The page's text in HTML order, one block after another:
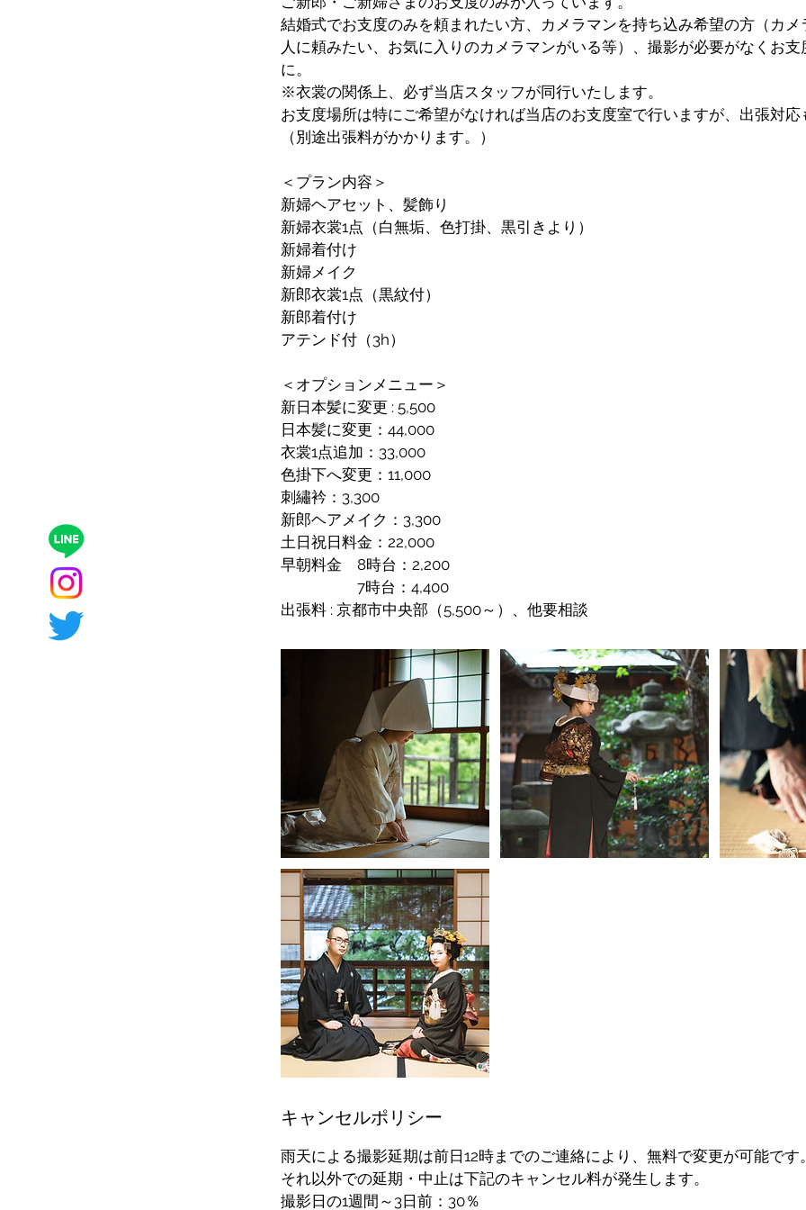
結婚式でお支度のみを頼まれたい方、カメラマンを持ち込み希望の方（カ
人に頼みたい、お気に入りのカメラマンがいる等）、撮影が必要がなくお
に。
※衣裳の関係上、必ず当店スタッフが同行いたします。
お支度場所は特にご希望がなければ当店のお支度室で行いますが、出張対応
（別途出張料がかかります。）
＜プラン内容＞
新婦ヘアセット、髪飾り
新婦衣裳1点（白無垢、色打掛、黒引きより）
新婦着付け
新婦メイク
新郎衣裳1点（黒紋付）
新郎着付け
アテンド付（3h）
＜オプションメニュー＞
新日本髪に変更 : 5,500
日本髪に変更：44,000
衣裳1点追加：33,000
色掛下へ変更：11,000
刺繡衿：3,300
新郎ヘアメイク：3,300
土日祝日料金：22,000
早朝料金 8時台：2,200
7時台：4,400
出張料 : 京都市中央部（5,500～）、他要相談
キャンセルポリシー
雨天による撮影延期は前日12時までのご連絡により、無料で変更が可能です
それ以外での延期・中止は下記のキャンセル料が発生します。
撮影日の1週間～3日前：30％